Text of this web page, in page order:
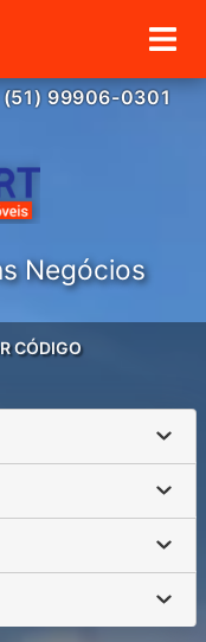
(51) 99906-0301
Negócios
CÓDIGO